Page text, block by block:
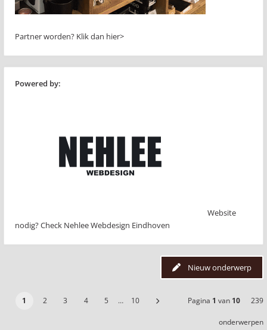
Partner worden? Klik dan hier>
Powered by:
Website
nodig? Check Nehlee Webdesign Eindhoven
Nieuw onderwerp
1 2 3 4 5 … 10 Pagina 1 van 10 239
onderwerpen